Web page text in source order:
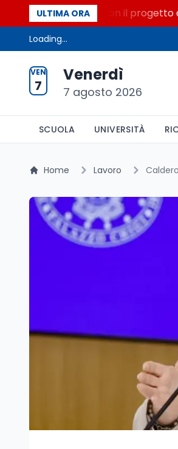
ULTIMA ORA
STEM a Lerici con il progetto del
Loading...
VEN
7
Venerdì
7 agosto 2026
SCUOLA UNIVERSITÀ
Home Lavoro